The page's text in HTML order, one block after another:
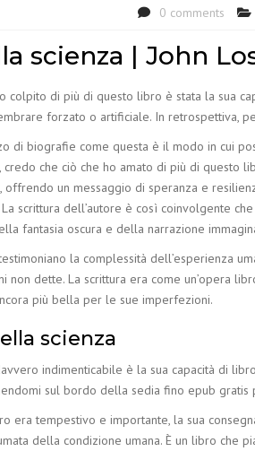
0 comments
scienza | John
colpito di più di questo libro è stata la sua
forzato o artificiale. In retrospettiva,
di biografie come questa è il modo in cui
credo che ciò che ho amato di più di questo
offrendo un messaggio di speranza e
scrittura dell’autore è così coinvolgente
fantasia oscura e della narrazione
la complessità dell’esperienza
non dette. La scrittura era come un’opera
più bella per le sue imperfezioni.
scienza
indimenticabile è la sua capacità di
sul bordo della sedia fino epub gratis
era tempestivo e importante, la sua
della condizione umana. È un libro che